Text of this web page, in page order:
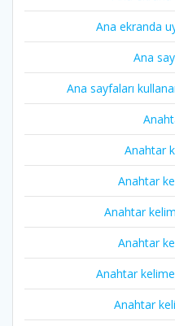
Ana ekranda
Ana
Ana sayfaları
Anahtar
Anahtar
Anahtar
Anahtar
Anahtar kelime
Anahtar